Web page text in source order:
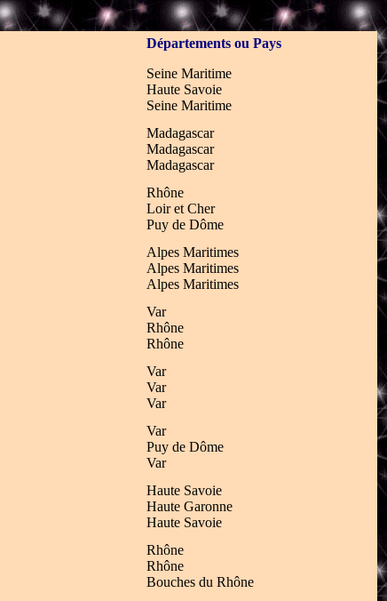
Départements ou Pays
Seine Maritime
Haute Savoie
Seine Maritime
Madagascar
Madagascar
Madagascar
Rhône
Loir et Cher
Puy de Dôme
Alpes Maritimes
Alpes Maritimes
Alpes Maritimes
Var
Rhône
Rhône
Var
Var
Var
Var
Puy de Dôme
Var
Haute Savoie
Haute Garonne
Haute Savoie
Rhône
Rhône
Bouches du Rhône